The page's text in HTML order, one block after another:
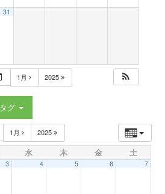
t
i
31
1月 2025
タグ
1月 2025
水 木 金 土
3 4 5 6 7